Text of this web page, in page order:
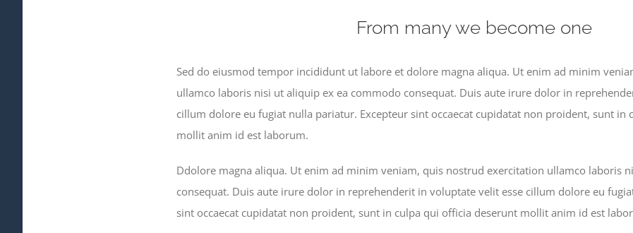
From many we become one
Sed do eiusmod tempor incididunt ut labore et dolore magna aliqua. Ut enim ad minim
ullamco laboris nisi ut aliquip ex ea commodo consequat. Duis aute irure dolor in
cillum dolore eu fugiat nulla pariatur. Excepteur sint occaecat cupidatat non proident, sunt in
mollit anim id est laborum.
Ddolore magna aliqua. Ut enim ad minim veniam, quis nostrud exercitation ullamco laboris
consequat. Duis aute irure dolor in reprehenderit in voluptate velit esse cillum dolore eu
sint occaecat cupidatat non proident, sunt in culpa qui officia deserunt mollit anim id est